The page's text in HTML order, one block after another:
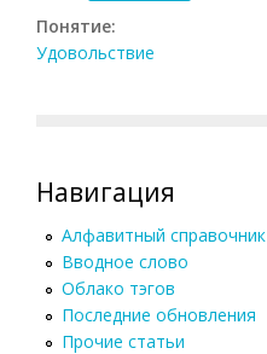
Понятие:
Удовольствие
Навигация
Алфавитный справочник
Вводное слово
Облако тэгов
Последние обновления
Прочие статьи